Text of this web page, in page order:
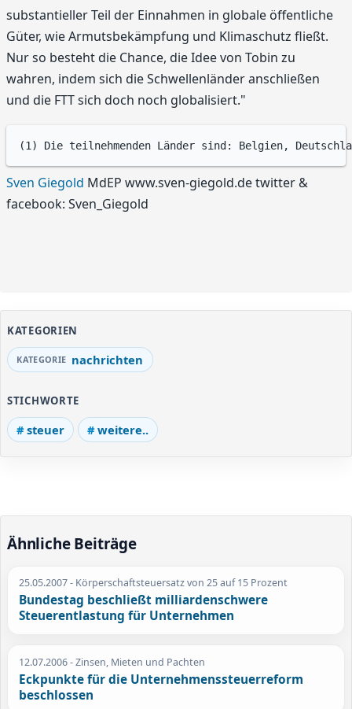
substantieller Teil der Einnahmen in globale öffentliche
Güter, wie Armutsbekämpfung und Klimaschutz fließt.
Nur so besteht die Chance, die Idee von Tobin zu
wahren, indem sich die Schwellenländer anschließen
und die FTT sich doch noch globalisiert."
Sven Giegold MdEP www.sven-giegold.de twitter &
facebook: Sven_Giegold
KATEGORIEN
nachrichten
STICHWORTE
steuer weitere..
Ähnliche Beiträge
25.05.2007- Körperschaftsteuersatz von 25 auf 15 Prozent
Bundestag beschließt milliardenschwere
Steuerentlastung für Unternehmen
12.07.2006- Zinsen, Mieten und Pachten
Eckpunkte für die Unternehmenssteuerreform
beschlossen